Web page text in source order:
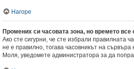
Нагоре
Промених си часовата зона, но времето
Ако сте сигурни, че сте избрали правилната
не е правилно, тогава часовникът на
Моля, уведомете администратора за да